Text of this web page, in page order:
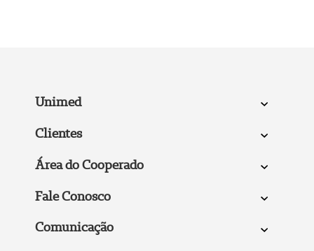
Unimed
Clientes
Área do Cooperado
Fale Conosco
Comunicação